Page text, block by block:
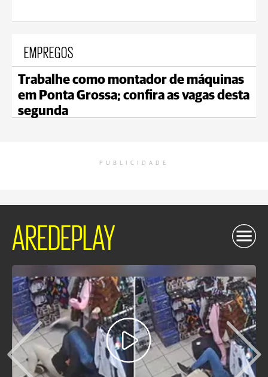
EMPREGOS
Trabalhe como montador de máquinas
em Ponta Grossa; confira as vagas desta
segunda
PUBLICIDADE
AREDEPLAY